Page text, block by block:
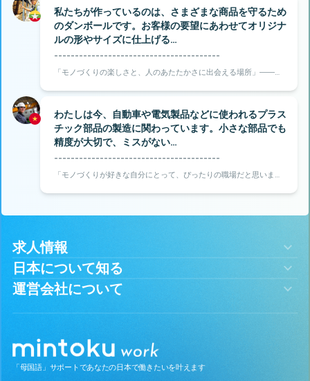
私たちが作っているのは、さまざまな商品を守るため
のダンボールです。お客様の要望にあわせてオリジナ
ルの形やサイズに仕上げる…
----------------------------------------
「モノづくりの楽しさと、人のあたたかさに出会える場所」――そ
わたしは今、自動車や電気製品などに使われるプラス
チック部品の製造に関わっています。小さな部品でも
精度が大切で、ミスがない…
----------------------------------------
「モノづくりが好きな自分にとって、ぴったりの職場だと思いまし
求人情報
日本について知る
運営会社について
「母国語」サポートであなたの日本で働きたいを叶えます